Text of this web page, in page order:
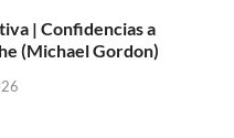
| Confidencias a
(Michael Gordon)